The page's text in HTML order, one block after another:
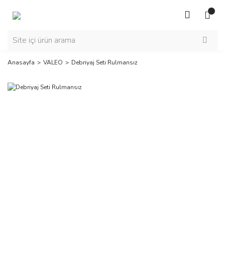
Anasayfa VALEO Debriyaj Seti Rulmansız